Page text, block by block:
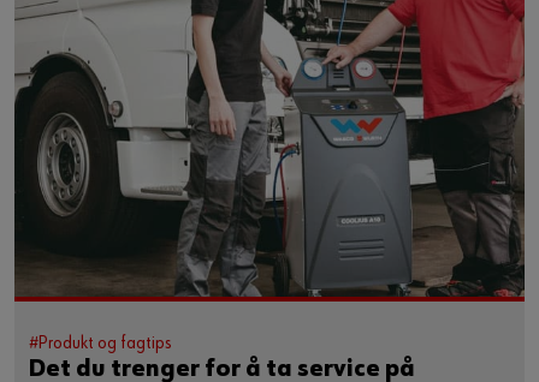
#Produkt og fagtips
Det du trenger for å ta service på